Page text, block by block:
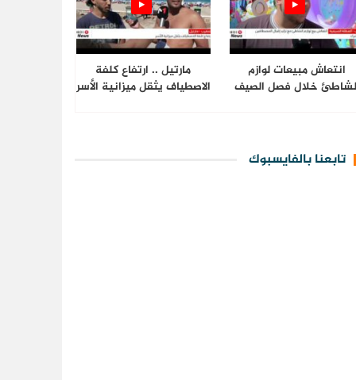
انتعاش مبيعات لوازم
خلال فصل الصيف
مارتيل .. ارتفاع كلفة
الاصطياف يثقل ميزانية الأسر
تابعنا بالفايسبوك